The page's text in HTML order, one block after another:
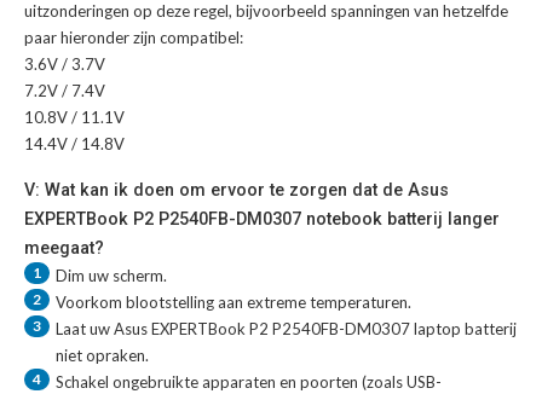
uitzonderingen op deze regel, bijvoorbeeld spanningen van hetzelfde
paar hieronder zijn compatibel:
3.6V / 3.7V
7.2V / 7.4V
10.8V / 11.1V
14.4V / 14.8V
V: Wat kan ik doen om ervoor te zorgen dat de Asus
EXPERTBook P2 P2540FB-DM0307 notebook batterij langer
meegaat?
1 Dim uw scherm.
2 Voorkom blootstelling aan extreme temperaturen.
3 Laat uwAsus EXPERTBook P2 P2540FB-DM0307 laptop batterij
niet opraken.
4
Schakel ongebruikte apparaten en poorten (zoals USB-